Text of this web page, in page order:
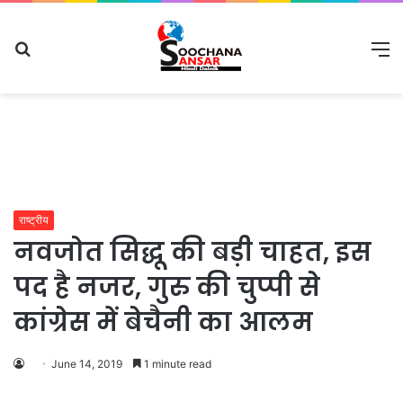
राष्ट्रीय
नवजोत सिद्धू की बड़ी चाहत, इस
पद है नजर, गुरु की चुप्‍पी से
कांग्रेस में बेचैनी का आलम
June 14, 2019 1 minute read